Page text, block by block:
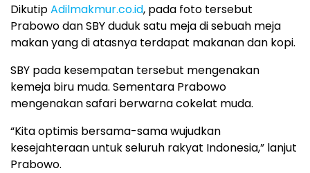
DikutipAdilmakmur.co.id, pada foto tersebut
Prabowo dan SBY duduk satu meja di sebuah meja
makan yang di atasnya terdapat makanan dan kopi.
SBY pada kesempatan tersebut mengenakan
kemeja biru muda. Sementara Prabowo
mengenakan safari berwarna cokelat muda.
“Kita optimis bersama-sama wujudkan
kesejahteraan untuk seluruh rakyat Indonesia,” lanjut
Prabowo.